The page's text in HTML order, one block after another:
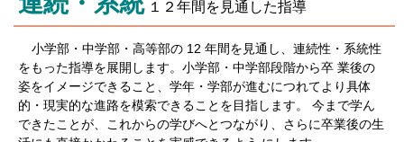
１２年間を見通した指導
小学部・中学部・高等部の 12 年間を見通し、連続性・系統性
をもった指導を展開します。小学部・中学部段階から卒 業後の
姿をイメージできること、学年・学部が進むにつれてより具体
的・現実的な進路を模索できることを目指します。 今まで学ん
できたことが、これからの学びへとつながり、さらに卒業後の生